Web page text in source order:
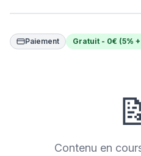
LE TOP DU TOP
Shine Facture
Shine
Paiement Gratuit - 0€ (5%
Contenu en